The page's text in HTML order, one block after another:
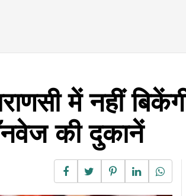
में नहीं
की दुकानें